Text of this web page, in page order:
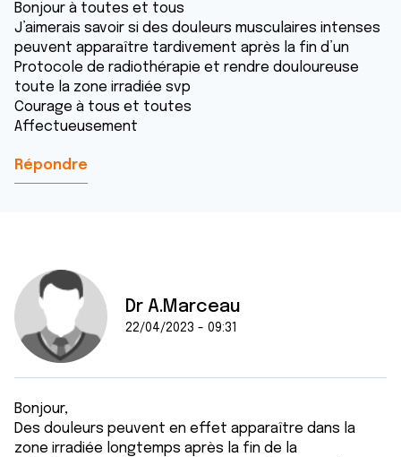
Bonjour à toutes et tous
J’aimerais savoir si des douleurs musculaires intenses
peuvent apparaître tardivement après la fin d’un
Protocole de radiothérapie et rendre douloureuse
toute la zone irradiée svp
Courage à tous et toutes
Affectueusement
Répondre
Dr A.Marceau
22/04/2023 - 09:31
Bonjour,
Des douleurs peuvent en effet apparaître dans la
zone irradiée longtemps après la fin de la